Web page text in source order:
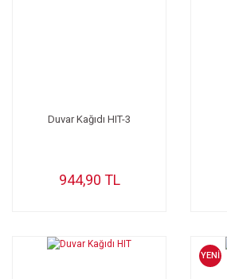
Duvar Kağıdı HIT-3
944,90 TL
YENİ